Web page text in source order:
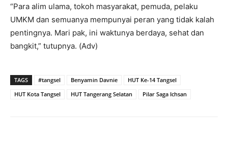
“Para alim ulama, tokoh masyarakat, pemuda, pelaku
UMKM dan semuanya mempunyai peran yang tidak kalah
pentingnya. Mari pak, ini waktunya berdaya, sehat dan
bangkit,” tutupnya. (Adv)
TAGS #tangsel Benyamin Davnie
HUT Ke-14 Tangsel
HUT Kota Tangsel
HUT Tangerang Selatan Pilar Saga Ichsan